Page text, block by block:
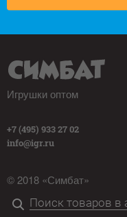
Игрушки оптом
+7 (495) 933 27 02
info@igr.ru
© 2018 «Симбат»